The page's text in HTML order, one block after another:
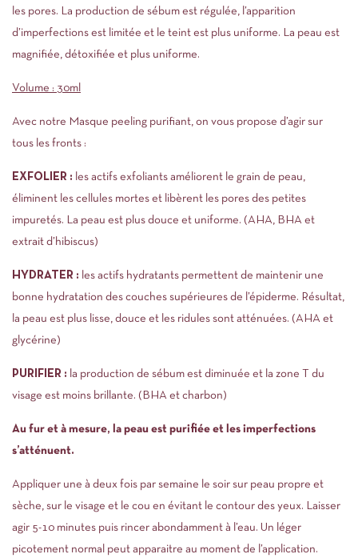
les pores. La production de sébum est régulée, l’apparition
d’imperfections est limitée et le teint est plus uniforme. La peau est
magnifiée, détoxifiée et plus uniforme.
Volume : 30ml
Avec notre Masque peeling purifiant, on vous propose d’agir sur
tous les fronts :
EXFOLIER : les actifs exfoliants améliorent le grain de peau,
éliminent les cellules mortes et libèrent les pores des petites
impuretés. La peau est plus douce et uniforme. (AHA, BHA et
extrait d’hibiscus)
HYDRATER : les actifs hydratants permettent de maintenir une
bonne hydratation des couches supérieures de l’épiderme. Résultat,
la peau est plus lisse, douce et les ridules sont atténuées. (AHA et
glycérine)
PURIFIER : la production de sébum est diminuée et la zone T du
visage est moins brillante. (BHA et charbon)
Au fur et à mesure, la peau est purifiée et les imperfections
s’atténuent.
Appliquer une à deux fois par semaine le soir sur peau propre et
sèche, sur le visage et le cou en évitant le contour des yeux. Laisser
agir 5-10 minutes puis rincer abondamment à l’eau. Un léger
picotement normal peut apparaitre au moment de l’application.